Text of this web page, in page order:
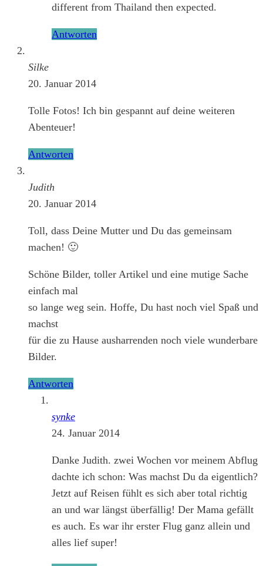
different from Thailand then expected.
Antworten
Silke
20. Januar 2014
Tolle Fotos! Ich bin gespannt auf deine weiteren
Abenteuer!
Antworten
Judith
20. Januar 2014
Toll, dass Deine Mutter und Du das gemeinsam
machen! 🙂
Schöne Bilder, toller Artikel und eine mutige Sache
einfach mal
so lange weg sein. Hoffe, Du hast noch viel Spaß und
machst
für die zu Hause ausharrenden noch viele wunderbare
Bilder.
Antworten
synke
24. Januar 2014
Danke Judith. zwei Wochen vor meinem Abflug
dachte ich schon: Was machst Du da eigentlich?
Jetzt auf Reisen fühlt es sich aber total richtig
an und war längst überfällig! Der Mama gefällt
es auch. Es war ihr erster Flug ganz allein und
alles lief super!